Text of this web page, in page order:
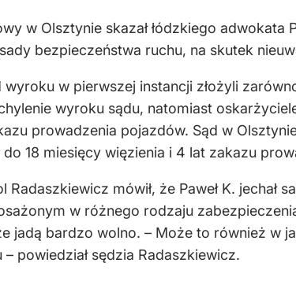
w Olsztynie skazał łódzkiego adwokata
bezpieczeństwa ruchu, na skutek
wyroku w pierwszej instancji złożyli
wyroku sądu, natomiast
prowadzenia pojazdów. Sąd w
18 miesięcy więzienia i 4 lat zakazu
Radaszkiewicz mówił, że Paweł K.
w różnego rodzaju
jadą bardzo wolno. – Może to również w
powiedział sędzia Radaszkiewicz.